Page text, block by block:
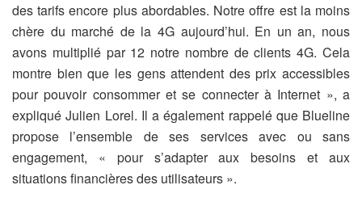
des tarifs encore plus abordables. Notre offre est la moins
chère du marché de la 4G aujourd’hui. En un an, nous
avons multiplié par 12 notre nombre de clients 4G. Cela
montre bien que les gens attendent des prix accessibles
pour pouvoir consommer et se connecter à Internet », a
expliqué Julien Lorel. Il a également rappelé que Blueline
propose l’ensemble de ses services avec ou sans
engagement, « pour s’adapter aux besoins et aux
situations financières des utilisateurs ».